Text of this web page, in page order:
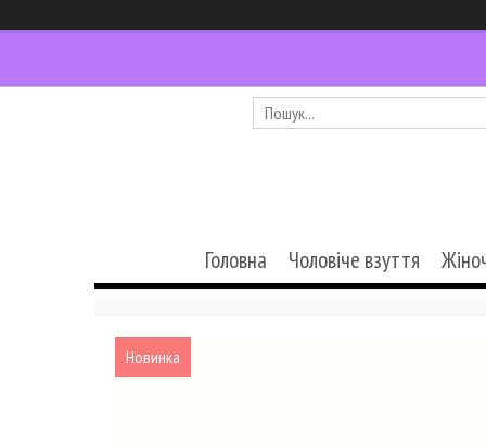
Головна Чоловіче взуття
Новинка